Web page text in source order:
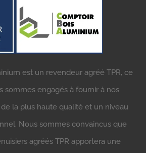
est un revendeur agréé TPR, ce
sommes engagés à fournir à nos
la plus haute qualité et un niveau
Nous sommes convaincus que
agréés TPR apportera une